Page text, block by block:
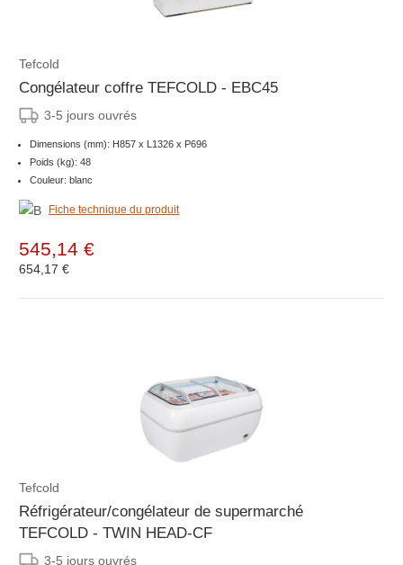
Tefcold
Congélateur coffre TEFCOLD - EBC45
3-5 jours ouvrés
Dimensions (mm): H857 x L1326 x P696
Poids (kg): 48
Couleur: blanc
Fiche technique du produit
545,14 €
654,17 €
Tefcold
Réfrigérateur/congélateur de supermarché
TEFCOLD - TWIN HEAD-CF
3-5 jours ouvrés